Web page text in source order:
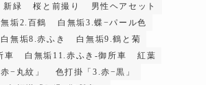
新緑 桜と前撮り
男性ヘアセット
無垢2.百鶴
白無垢3.蝶−パール色
白無垢8.赤ふき
白無垢9.鶴と菊
車
白無垢11.赤ふき-御所車
紅葉
−丸紋」
色打掛「3.赤−黒」